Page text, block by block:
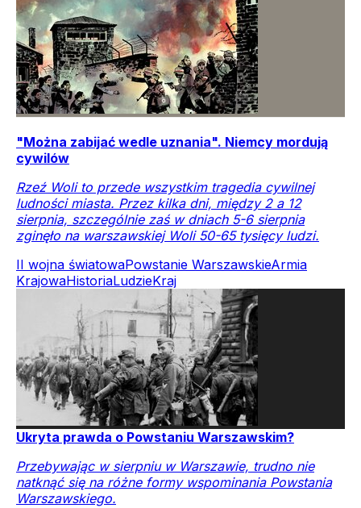
"Można zabijać wedle uznania". Niemcy mordują
cywilów
Rzeź Woli to przede wszystkim tragedia cywilnej
ludności miasta. Przez kilka dni, między 2 a 12
sierpnia, szczególnie zaś w dniach 5-6 sierpnia
zginęło na warszawskiej Woli 50-65 tysięcy ludzi.
II wojna światowaPowstanie WarszawskieArmia
KrajowaHistoriaLudzieKraj
Ukryta prawda o Powstaniu Warszawskim?
Przebywając w sierpniu w Warszawie, trudno nie
natknąć się na różne formy wspominania Powstania
Warszawskiego.